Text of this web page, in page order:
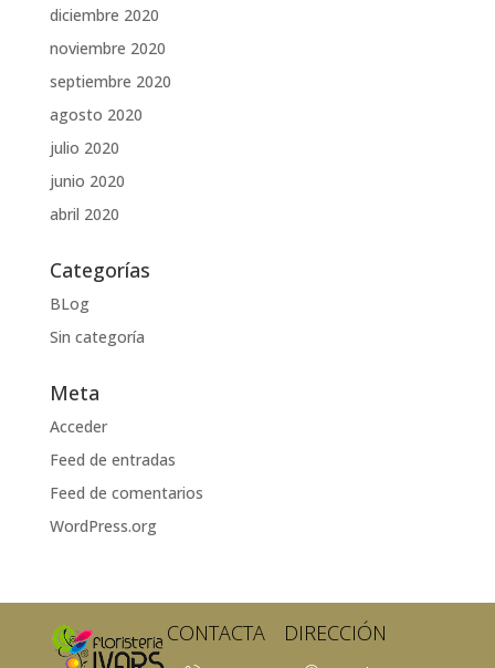
diciembre 2020
noviembre 2020
septiembre 2020
agosto 2020
julio 2020
junio 2020
abril 2020
Categorías
BLog
Sin categoría
Meta
Acceder
Feed de entradas
Feed de comentarios
WordPress.org
CONTACTA DIRECCIÓN